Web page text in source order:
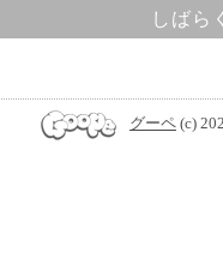
しばら
グーペ (c)